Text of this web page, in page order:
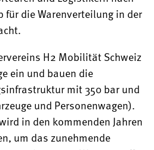
für die Warenverteilung in der
H2 Mobilität Schweiz
ein und bauen die
mit 350 bar und
und Personenwagen).
in den kommenden Jahren
um das zunehmende